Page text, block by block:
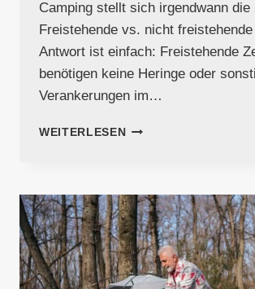
Camping stellt sich irgendwann die
Freistehende vs. nicht
Antwort ist einfach: Freistehende
benötigen keine Heringe oder
Verankerungen im…
WEITERLESENFREISTEHENDE
ZELTE